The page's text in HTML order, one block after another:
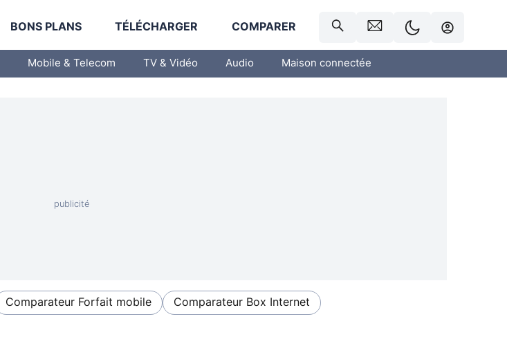
BONS PLANS TÉLÉCHARGER COMPARER
Mobile & Telecom TV & Vidéo Audio Maison connectée
Comparateur Forfait mobile Comparateur Box Internet